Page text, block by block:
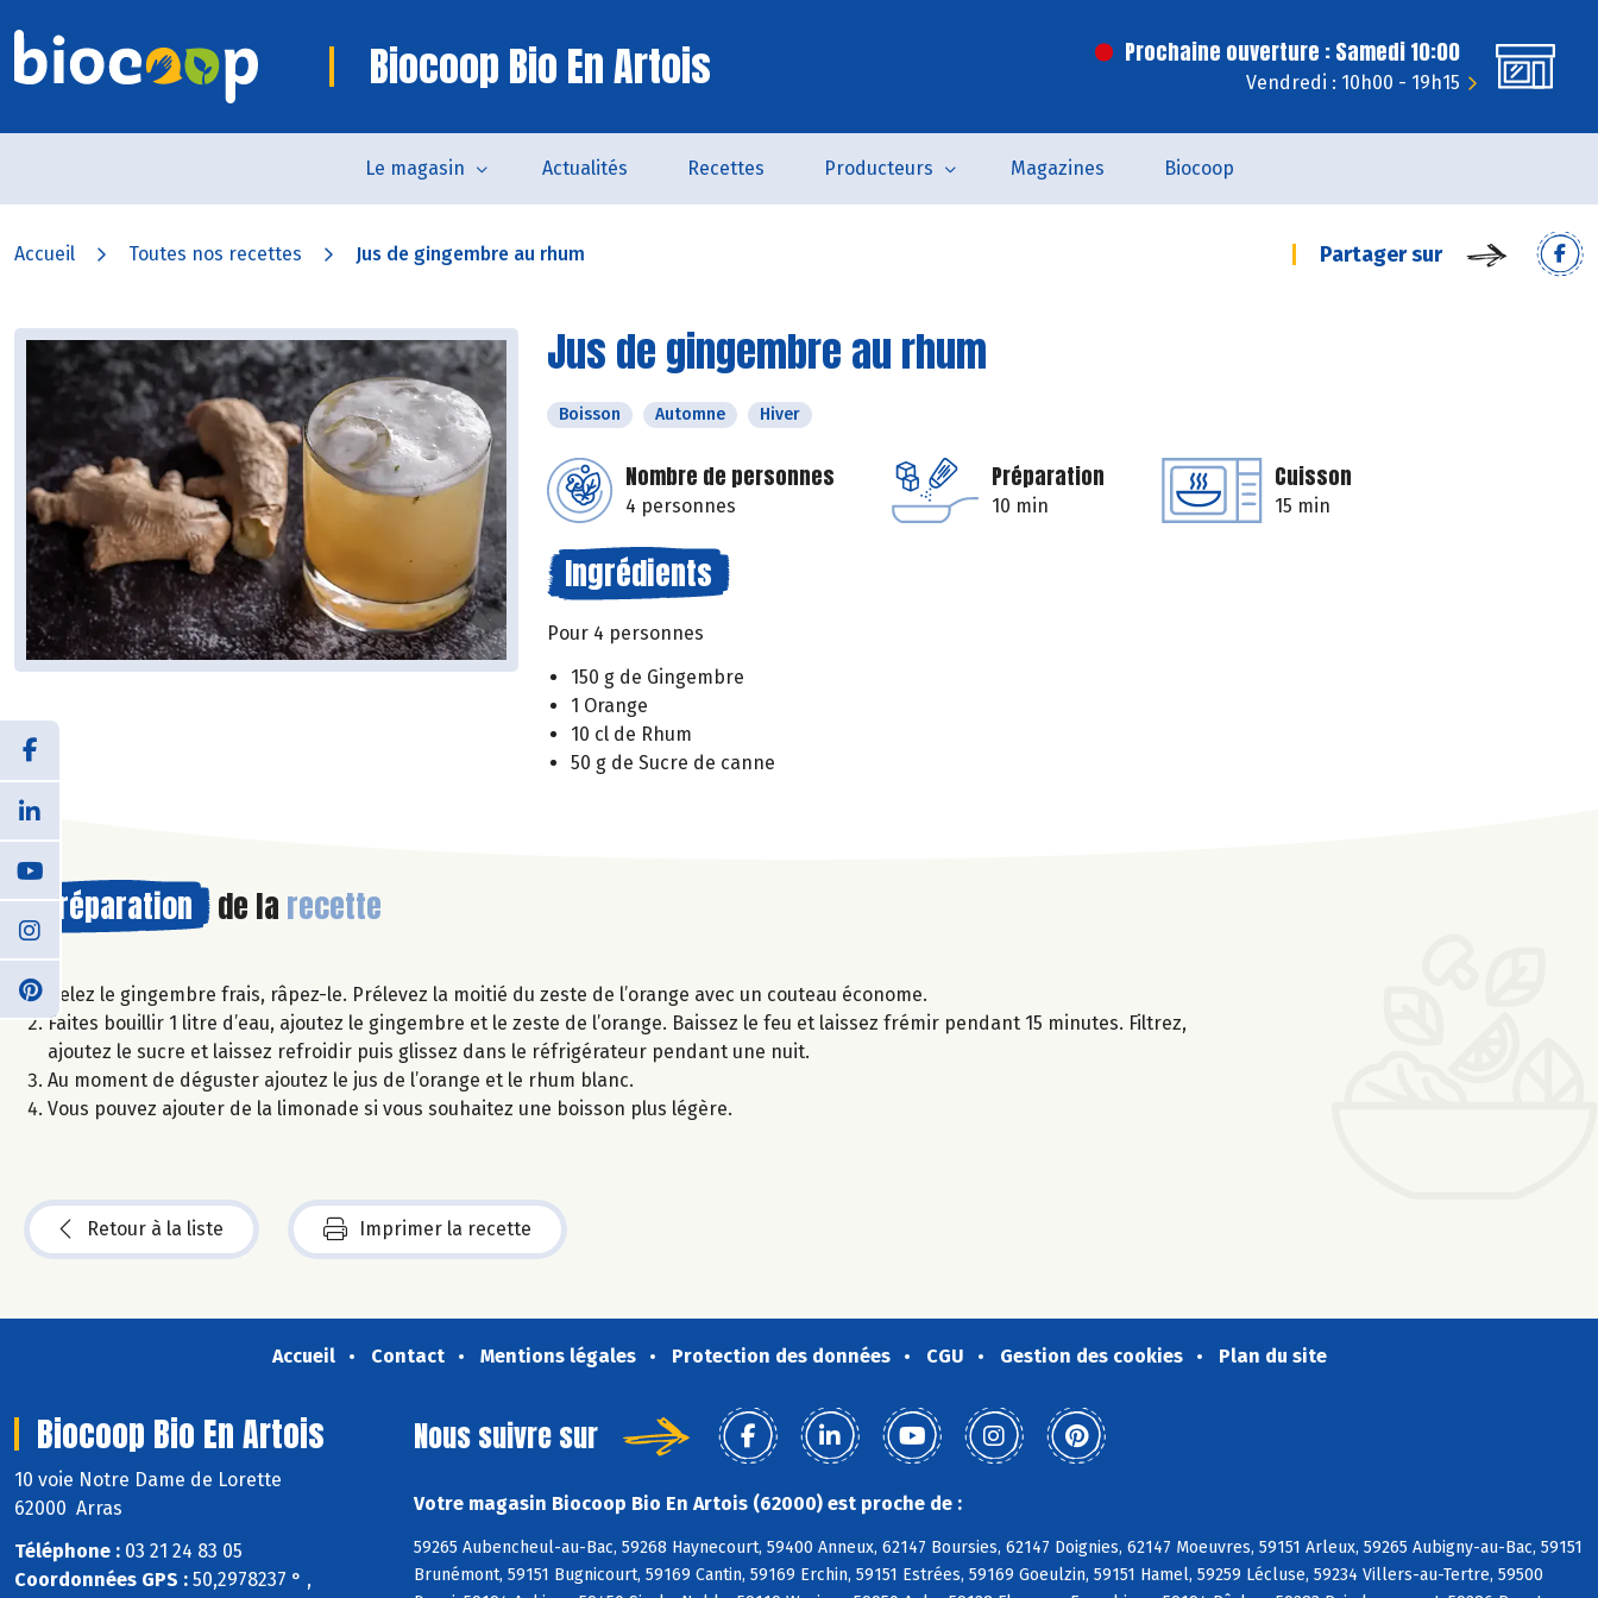
Biocoop Bio En Artois Prochaine ouverture : Samedi 10:00
Vendredi : 10h00 - 19h15
Le magasin Actualités Recettes Producteurs Magazines Biocoop
Accueil Toutes nos recettes Jus de gingembre au rhum Partager sur
Jus de gingembre au rhum
Boisson Automne Hiver
Nombre de personnes
4 personnes
Préparation
10 min
Cuisson
15 min
Ingrédients
Pour 4 personnes
150 g de Gingembre
1 Orange
10 cl de Rhum
50 g de Sucre de canne
Préparation de la recette
Pelez le gingembre frais, râpez-le. Prélevez la moitié du zeste de l’orange avec un couteau économe.
Faites bouillir 1 litre d’eau, ajoutez le gingembre et le zeste de l’orange. Baissez le feu et laissez frémir pendant 15 minutes. Filtrez,
ajoutez le sucre et laissez refroidir puis glissez dans le réfrigérateur pendant une nuit.
Au moment de déguster ajoutez le jus de l’orange et le rhum blanc.
Vous pouvez ajouter de la limonade si vous souhaitez une boisson plus légère.
Retour à la liste Imprimer la recette
Accueil Contact Mentions légales Protection des données CGU Gestion des cookies Plan du site
Biocoop Bio En Artois
10 voie Notre Dame de Lorette
62000 Arras
Téléphone : 03 21 24 83 05
Coordonnées GPS : 50,2978237 ° ,
Nous suivre sur
Votre magasin Biocoop Bio En Artois (62000) est proche de :
59265 Aubencheul-au-Bac, 59268 Haynecourt, 59400 Anneux, 62147 Boursies, 62147 Doignies, 62147 Moeuvres, 59151 Arleux, 59265 Aubigny-au-Bac, 59151
Brunémont, 59151 Bugnicourt, 59169 Cantin, 59169 Erchin, 59151 Estrées, 59169 Goeulzin, 59151 Hamel, 59259 Lécluse, 59234 Villers-au-Tertre, 59500